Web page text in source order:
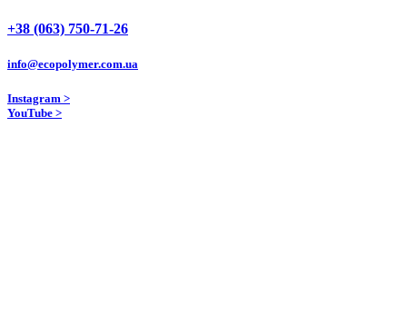
+38 (063) 750-71-26
info@ecopolymer.com.ua
Instagram >
YouTube >